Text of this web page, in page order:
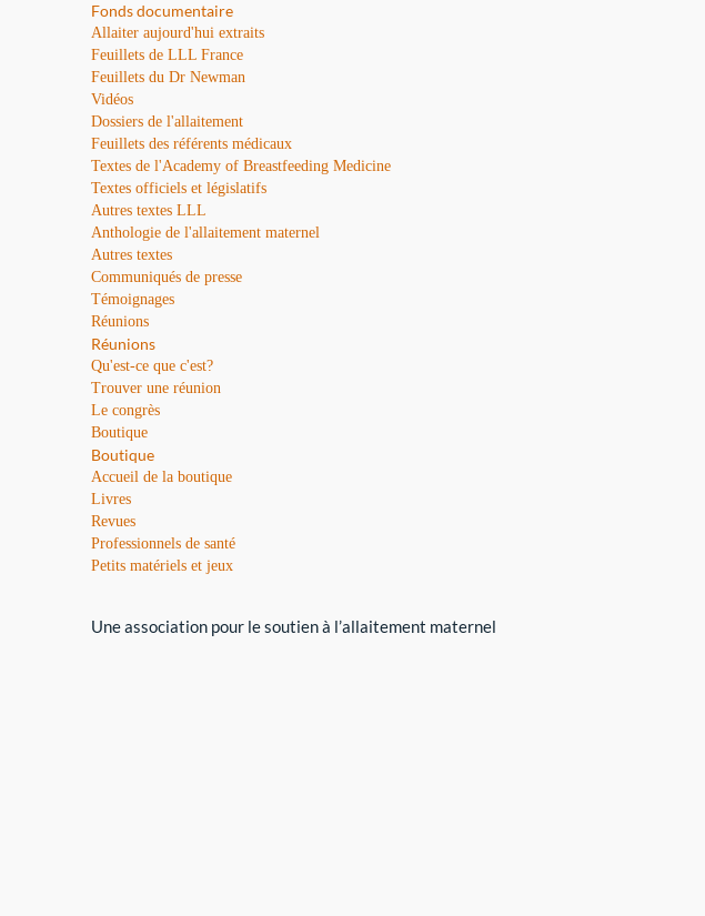
Fonds documentaire
Allaiter aujourd'hui extraits
Feuillets de LLL France
Feuillets du Dr Newman
Vidéos
Dossiers de l'allaitement
Feuillets des référents médicaux
Textes de l'Academy of Breastfeeding Medicine
Textes officiels et législatifs
Autres textes LLL
Anthologie de l'allaitement maternel
Autres textes
Communiqués de presse
Témoignages
Réunions
Réunions
Qu'est-ce que c'est?
Trouver une réunion
Le congrès
Boutique
Boutique
Accueil de la boutique
Livres
Revues
Professionnels de santé
Petits matériels et jeux
Une association pour le soutien à l’allaitement maternel